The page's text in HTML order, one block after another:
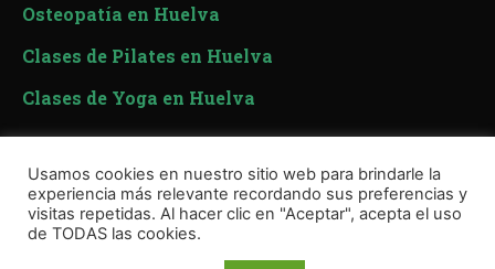
Osteopatía en Huelva
Clases de Pilates en Huelva
Clases de Yoga en Huelva
© Copyright Clínica Salux
Usamos cookies en nuestro sitio web para brindarle la
experiencia más relevante recordando sus preferencias y
visitas repetidas. Al hacer clic en "Aceptar", acepta el uso
de TODAS las cookies.